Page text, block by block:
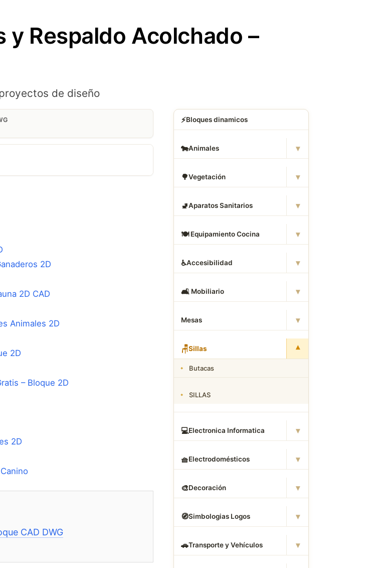
y Respaldo Acolchado –
de diseño
2D
2D CAD
Animales 2D
2D
– Bloque 2D
2D
CAD DWG
⚡Bloques dinamicos
🐄Animales ▾
🌳Vegetación ▾
🚽Aparatos Sanitarios ▾
🍽️ Equipamiento Cocina ▾
♿Accesibilidad ▾
🛋 ️ Mobiliario ▾
Mesas ▾
🪑Sillas ▾
Butacas
SILLAS
💻Electronica Informatica ▾
🧺Electrodomésticos ▾
🎨Decoración ▾
🧭Simbologias Logos ▾
🚗Transporte y Vehículos ▾